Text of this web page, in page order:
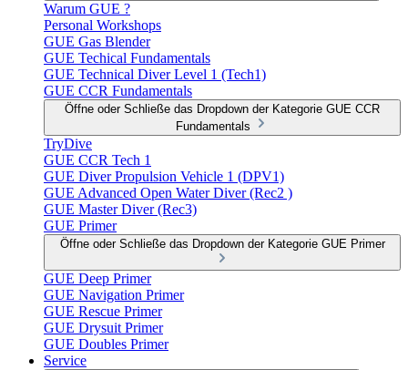
Warum GUE ?
Personal Workshops
GUE Gas Blender
GUE Techical Fundamentals
GUE Technical Diver Level 1 (Tech1)
GUE CCR Fundamentals
Öffne oder Schließe das Dropdown der Kategorie GUE CCR
Fundamentals
TryDive
GUE CCR Tech 1
GUE Diver Propulsion Vehicle 1 (DPV1)
GUE Advanced Open Water Diver (Rec2 )
GUE Master Diver (Rec3)
GUE Primer
Öffne oder Schließe das Dropdown der Kategorie GUE Primer
GUE Deep Primer
GUE Navigation Primer
GUE Rescue Primer
GUE Drysuit Primer
GUE Doubles Primer
Service